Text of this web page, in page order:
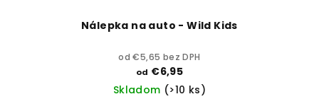
Nálepka na auto - Wild Kids
od €5,65 bez DPH
od €6,95
Skladom (>10 ks)